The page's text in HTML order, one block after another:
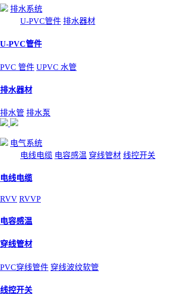
排水系统
U-PVC管件 排水器材
U-PVC管件
PVC 管件 UPVC 水管
排水器材
排水管 排水泵
电气系统
电线电缆 电容感温 穿线管材 线控开关
电线电缆
RVV RVVP
电容感温
穿线管材
PVC穿线管件 穿线波纹软管
线控开关